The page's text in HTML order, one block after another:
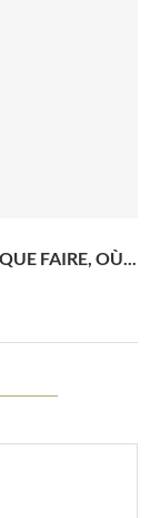
FAIRE, OÙ...